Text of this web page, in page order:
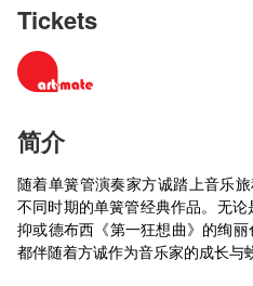
Tickets
简介
随着单簧管演奏家方诚踏上音乐
不同时期的单簧管经典作品。无
抑或德布西《第一狂想曲》的
都伴随着方诚作为音乐家的成长与